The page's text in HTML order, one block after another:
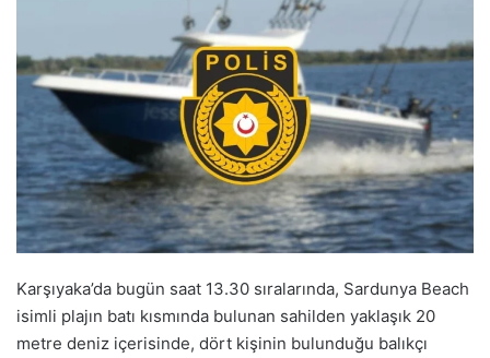
Karşıyaka’da bugün saat 13.30 sıralarında, Sardunya Beach
isimli plajın batı kısmında bulunan sahilden yaklaşık 20
metre deniz içerisinde, dört kişinin bulunduğu balıkçı